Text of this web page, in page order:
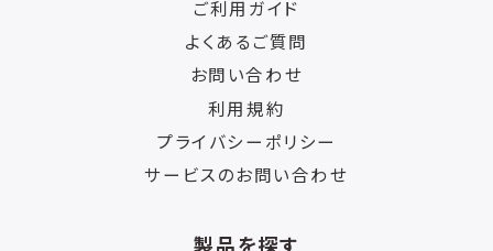
ご利用ガイド
よくあるご質問
お問い合わせ
利用規約
プライバシーポリシー
サービスのお問い合わせ
製品を探す